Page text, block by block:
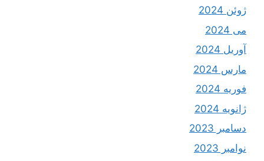
ژوئن 2024
می 2024
آوریل 2024
مارس 2024
فوریه 2024
ژانویه 2024
دسامبر 2023
نوامبر 2023